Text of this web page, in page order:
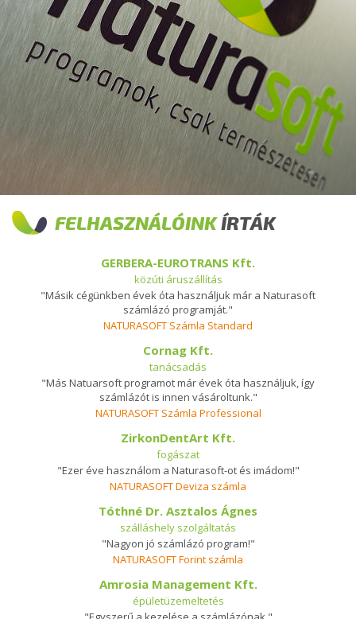
FELHASZNÁLÓINKÍRTÁK
GERBERA-EUROTRANS Kft.
közúti áruszállítás
"Másik cégünkben évek óta használjuk már a Naturasoft
számlázó programját."
NATURASOFT Számla Standard
Cornag Kft.
tanácsadás
"Más Natuarsoft programot már évek óta használjuk, így
számlázót is innen vásároltunk."
NATURASOFT Számla Professional
ZirkonDentArt Kft.
fogászat
"Ezer éve használom a Naturasoft-ot és imádom!"
NATURASOFT Deviza számla
Tóthné Dr. Asztalos Ágnes
szálláshely szolgáltatás
"Nagyon jó számlázó program!"
NATURASOFT Forint számla
Amrosia Management Kft.
épületüzemeltetés